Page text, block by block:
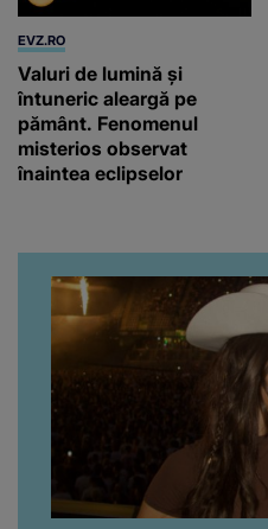
EVZ.RO
Valuri de lumină și
întuneric aleargă pe
pământ. Fenomenul
misterios observat
înaintea eclipselor